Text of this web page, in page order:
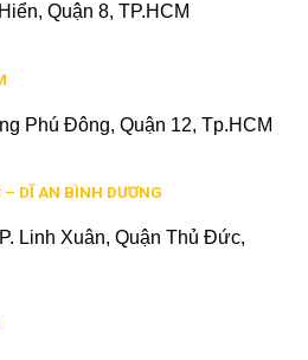
Quận 8, TP.HCM
Phú Đông, Quận 12, Tp.HCM
DĨ AN BÌNH DƯƠNG
Linh Xuân, Quận Thủ Đức,